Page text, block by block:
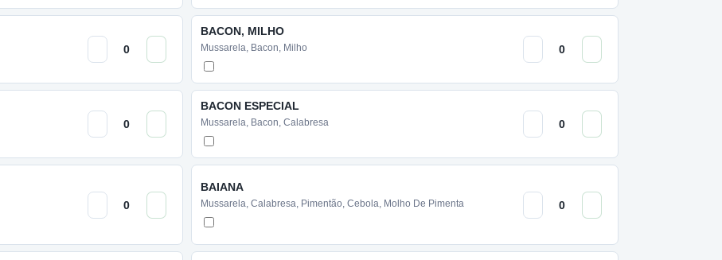
BACON, MILHO
Mussarela, Bacon, Milho
BACON ESPECIAL
Mussarela, Bacon, Calabresa
BAIANA
Mussarela, Calabresa, Pimentão, Cebola, Molho De Pimenta